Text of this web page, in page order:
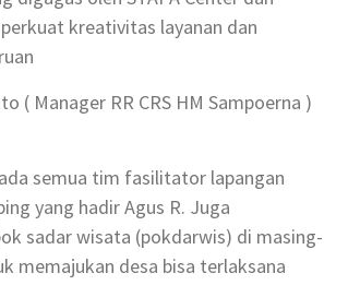
kreativitas layanan dan
( Manager RR CRS HM Sampoerna )
semua tim fasilitator lapangan
yang hadir Agus R. Juga
sadar wisata (pokdarwis) di masing-
memajukan desa bisa terlaksana